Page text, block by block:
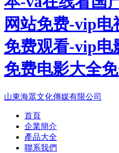
网站免费-vip
免费观看-vip电
免费电影大全
山東海眾文化傳媒有限公司
首頁
企業簡介
產品大全
聯系我們